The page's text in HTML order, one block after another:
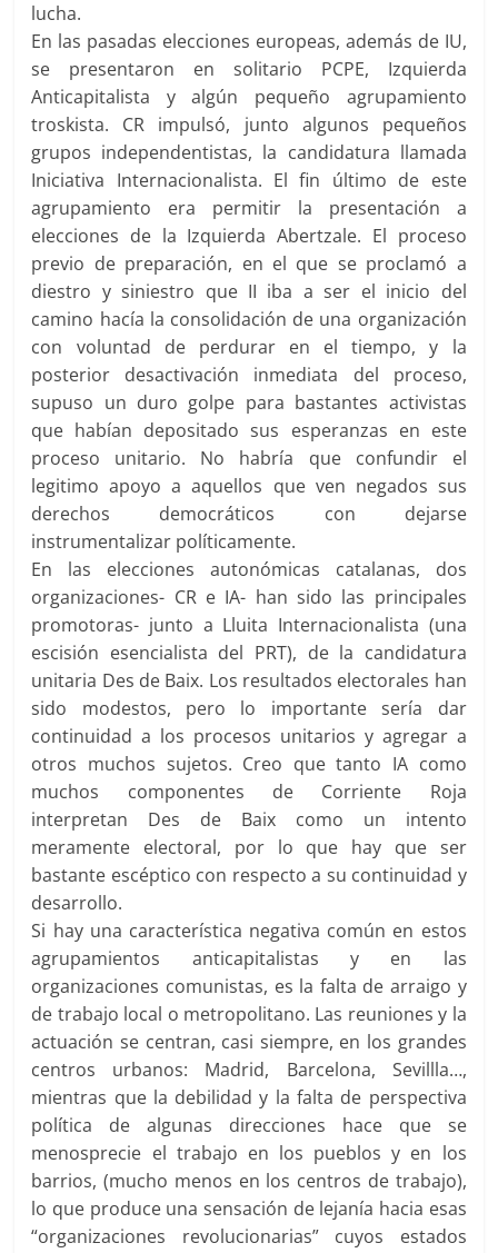
lucha.
En las pasadas elecciones europeas, además de IU,
se presentaron en solitario PCPE, Izquierda
Anticapitalista y algún pequeño agrupamiento
troskista. CR impulsó, junto algunos pequeños
grupos independentistas, la candidatura llamada
Iniciativa Internacionalista. El fin último de este
agrupamiento era permitir la presentación a
elecciones de la Izquierda Abertzale. El proceso
previo de preparación, en el que se proclamó a
diestro y siniestro que II iba a ser el inicio del
camino hacía la consolidación de una organización
con voluntad de perdurar en el tiempo, y la
posterior desactivación inmediata del proceso,
supuso un duro golpe para bastantes activistas
que habían depositado sus esperanzas en este
proceso unitario. No habría que confundir el
legitimo apoyo a aquellos que ven negados sus
derechos democráticos con dejarse
instrumentalizar políticamente.
En las elecciones autonómicas catalanas, dos
organizaciones- CR e IA- han sido las principales
promotoras- junto a Lluita Internacionalista (una
escisión esencialista del PRT), de la candidatura
unitaria Des de Baix. Los resultados electorales han
sido modestos, pero lo importante sería dar
continuidad a los procesos unitarios y agregar a
otros muchos sujetos. Creo que tanto IA como
muchos componentes de Corriente Roja
interpretan Des de Baix como un intento
meramente electoral, por lo que hay que ser
bastante escéptico con respecto a su continuidad y
desarrollo.
Si hay una característica negativa común en estos
agrupamientos anticapitalistas y en las
organizaciones comunistas, es la falta de arraigo y
de trabajo local o metropolitano. Las reuniones y la
actuación se centran, casi siempre, en los grandes
centros urbanos: Madrid, Barcelona, Sevillla…,
mientras que la debilidad y la falta de perspectiva
política de algunas direcciones hace que se
menosprecie el trabajo en los pueblos y en los
barrios, (mucho menos en los centros de trabajo),
lo que produce una sensación de lejanía hacia esas
“organizaciones revolucionarias” cuyos estados